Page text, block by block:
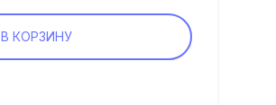
В КОРЗИНУ